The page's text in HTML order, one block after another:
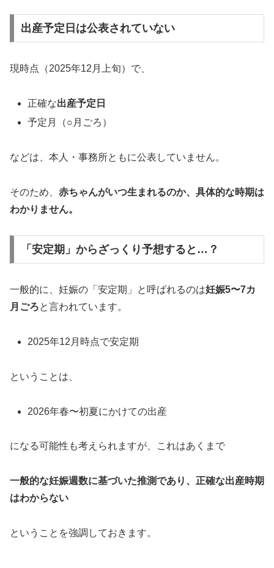
出産予定日は公表されていない
現時点（2025年12月上旬）で、
正確な出産予定日
予定月（○月ごろ）
などは、本人・事務所ともに公表していません。
そのため、 赤ちゃんがいつ生まれるのか、具体的な時期は
わかりません。
「安定期」からざっくり予想すると…？
一般的に、妊娠の「安定期」と呼ばれるのは妊娠5〜7カ
月ごろと言われています。
2025年12月時点で安定期
ということは、
2026年春〜初夏にかけての出産
になる可能性も考えられますが、これはあくまで
一般的な妊娠週数に基づいた推測であり、正確な出産時期
はわからない
ということを強調しておきます。